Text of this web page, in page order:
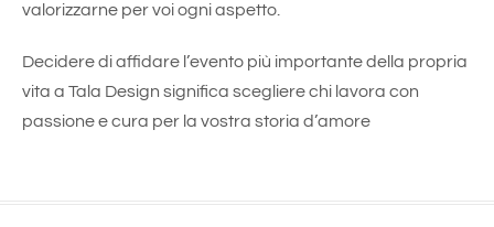
valorizzarne per voi ogni aspetto.
Decidere di affidare l’evento più importante della propria
vita a Tala Design significa scegliere chi lavora con
passione e cura per la vostra storia d’amore